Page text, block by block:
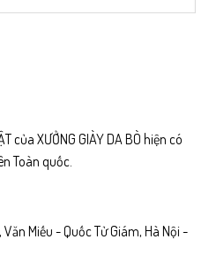
của XƯỞNG GIÀY DA BÒ hiện có
Toàn quốc.
Miếu - Quốc Tử Giám, Hà Nội -